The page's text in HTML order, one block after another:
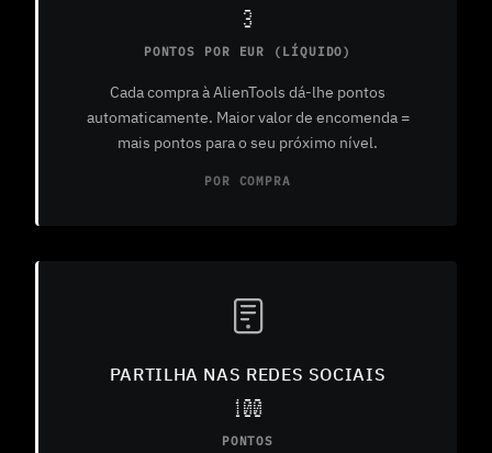
3
PONTOS POR EUR (LÍQUIDO)
Cada compra à AlienTools dá-lhe pontos
automaticamente. Maior valor de encomenda =
mais pontos para o seu próximo nível.
POR COMPRA
PARTILHA NAS REDES SOCIAIS
100
PONTOS